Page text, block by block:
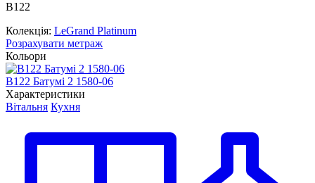
В122
Колекція: LeGrand Platinum
Розрахувати метраж
Кольори
В122 Батумі 2 1580-06
Характеристики
Вітальня Кухня